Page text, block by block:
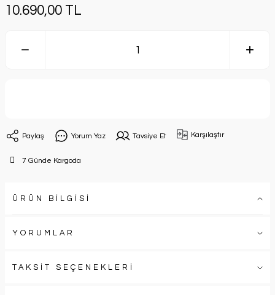
10.690,00 TL
Paylaş Yorum Yaz Tavsiye Et Karşılaştır
7 Günde Kargoda
ÜRÜN BİLGİSİ
YORUMLAR
TAKSİT SEÇENEKLERİ